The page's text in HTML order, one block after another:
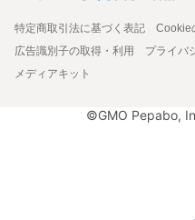
特定商取引法に基づく表記
Cookie
広告識別子の取得・利用
プライバ
メディアキット
©GMO Pepabo,